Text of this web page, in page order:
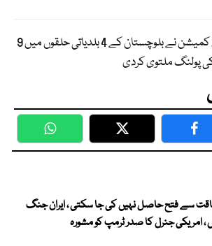
الیکشن کمیشن نے بلوچستان کے 4 بلدیاتی حلقوں میں 9
پولنگ ملتوی کردی
WhatsApp Twitter
سے فتح حاصل نہیں کی جا سکتی ، ایران جنگ
امریکی جنرل کا صدر ٹرمپ کو مشورہ